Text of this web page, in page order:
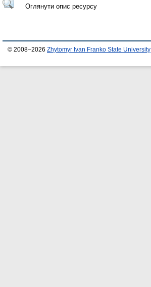
Оглянути опис ресурсу
© 2008–2026 Zhytomyr Ivan Franko State University